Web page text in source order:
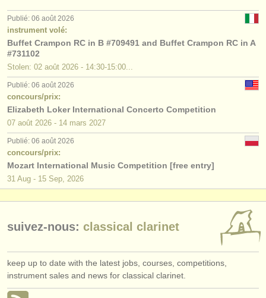
actualités musique classique
ajouter votre annonce
find out about our
ATS faq
s'identifier
Publié: 06 août 2026
instrument volé:
Buffet Crampon RC in B #709491 and Buffet Crampon RC in A
#731102
Stolen: 02 août 2026 - 14:30-15:00...
Publié: 06 août 2026
concours/prix:
Elizabeth Loker International Concerto Competition
07 août 2026 - 14 mars 2027
Publié: 06 août 2026
concours/prix:
Mozart International Music Competition [free entry]
31 Aug - 15 Sep, 2026
suivez-nous: classical clarinet
keep up to date with the latest jobs, courses, competitions,
instrument sales and news for classical clarinet.